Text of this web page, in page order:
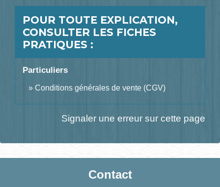
POUR TOUTE EXPLICATION,
CONSULTER LES FICHES
PRATIQUES :
Particuliers
Conditions générales de vente (CGV)
Signaler une erreur sur cette page
Contact